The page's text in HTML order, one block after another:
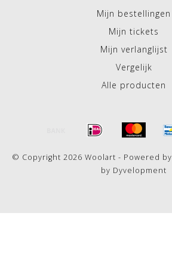
Mijn bestellingen
Mijn tickets
Mijn verlanglijst
Vergelijk
Alle producten
© Copyright 2026 Woolart - Powered by
by Dyvelopment